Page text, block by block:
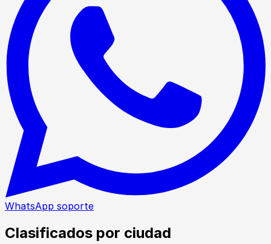
WhatsApp soporte
Clasificados por ciudad